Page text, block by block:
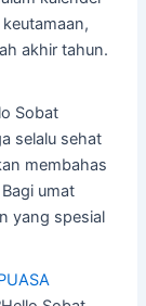
akhir tahun.
Sobat
selalu sehat
membahas
umat
yang spesial